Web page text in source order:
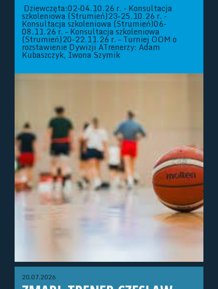
Dziewczęta:02-04.10.26 r. - Konsultacja
szkoleniowa (Strumień)23-25.10.26 r. -
Konsultacja szkoleniowa (Strumień)06-
08.11.26 r. – Konsultacja szkoleniowa
(Strumień)20-22.11.26 r. – Turniej OOM o
rozstawienie Dywizji ATrenerzy: Adam
Kubaszczyk, Iwona Szymik
20.07.2026